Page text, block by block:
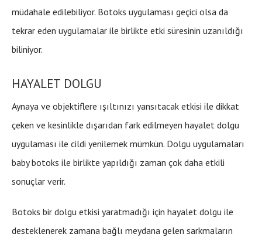
müdahale edilebiliyor. Botoks uygulaması geçici olsa da
tekrar eden uygulamalar ile birlikte etki süresinin uzanıldığı
biliniyor.
HAYALET DOLGU
Aynaya ve objektiflere ışıltınızı yansıtacak etkisi ile dikkat
çeken ve kesinlikle dışarıdan fark edilmeyen hayalet dolgu
uygulaması ile cildi yenilemek mümkün. Dolgu uygulamaları
baby botoks ile birlikte yapıldığı zaman çok daha etkili
sonuçlar verir.
Botoks bir dolgu etkisi yaratmadığı için hayalet dolgu ile
desteklenerek zamana bağlı meydana gelen sarkmaların